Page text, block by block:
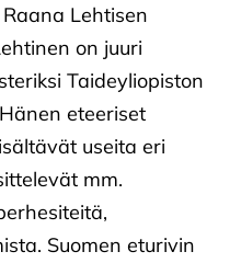
Lehtisen
on juuri
Taideyliopiston
eteeriset
useita eri
mm.
Suomen eturivin